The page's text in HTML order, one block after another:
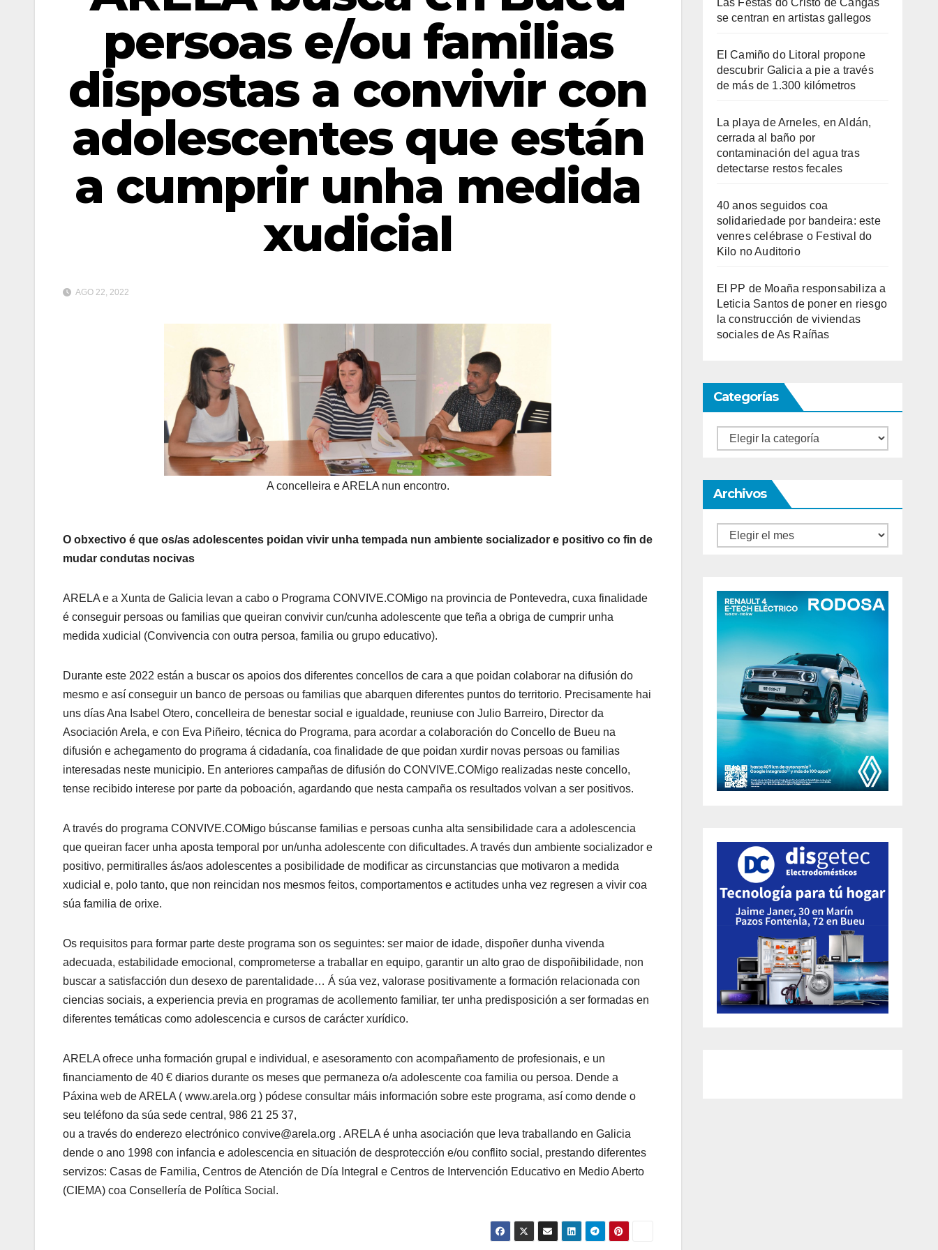
persoas e/ou familias
dispostas a convivir con
adolescentes que están
a cumprir unha medida
xudicial
AGO 22, 2022
A concelleira e ARELA nun encontro.
O obxectivo é que os/as adolescentes poidan vivir unha tempada nun ambiente socializador e positivo co fin de
mudar condutas nocivas
ARELA e a Xunta de Galicia levan a cabo o Programa CONVIVE.COMigo na provincia de Pontevedra, cuxa finalidade
é conseguir persoas ou familias que queiran convivir cun/cunha adolescente que teña a obriga de cumprir unha
medida xudicial (Convivencia con outra persoa, familia ou grupo educativo).
Durante este 2022 están a buscar os apoios dos diferentes concellos de cara a que poidan colaborar na difusión do
mesmo e así conseguir un banco de persoas ou familias que abarquen diferentes puntos do territorio. Precisamente hai
uns días Ana Isabel Otero, concelleira de benestar social e igualdade, reuniuse con Julio Barreiro, Director da
Asociación Arela, e con Eva Piñeiro, técnica do Programa, para acordar a colaboración do Concello de Bueu na
difusión e achegamento do programa á cidadanía, coa finalidade de que poidan xurdir novas persoas ou familias
interesadas neste municipio. En anteriores campañas de difusión do CONVIVE.COMigo realizadas neste concello,
tense recibido interese por parte da poboación, agardando que nesta campaña os resultados volvan a ser positivos.
A través do programa CONVIVE.COMigo búscanse familias e persoas cunha alta sensibilidade cara a adolescencia
que queiran facer unha aposta temporal por un/unha adolescente con dificultades. A través dun ambiente socializador e
positivo, permitiralles ás/aos adolescentes a posibilidade de modificar as circunstancias que motivaron a medida
xudicial e, polo tanto, que non reincidan nos mesmos feitos, comportamentos e actitudes unha vez regresen a vivir coa
súa familia de orixe.
Os requisitos para formar parte deste programa son os seguintes: ser maior de idade, dispoñer dunha vivenda
adecuada, estabilidade emocional, comprometerse a traballar en equipo, garantir un alto grao de dispoñibilidade, non
buscar a satisfacción dun desexo de parentalidade… Á súa vez, valorase positivamente a formación relacionada con
ciencias sociais, a experiencia previa en programas de acollemento familiar, ter unha predisposición a ser formadas en
diferentes temáticas como adolescencia e cursos de carácter xurídico.
ARELA ofrece unha formación grupal e individual, e asesoramento con acompañamento de profesionais, e un
financiamento de 40 € diarios durante os meses que permaneza o/a adolescente coa familia ou persoa. Dende a
Páxina web de ARELA ( www.arela.org ) pódese consultar máis información sobre este programa, así como dende o
seu teléfono da súa sede central, 986 21 25 37,
ou a través do enderezo electrónico convive@arela.org . ARELA é unha asociación que leva traballando en Galicia
dende o ano 1998 con infancia e adolescencia en situación de desprotección e/ou conflito social, prestando diferentes
servizos: Casas de Familia, Centros de Atención de Día Integral e Centros de Intervención Educativo en Medio Aberto
(CIEMA) coa Consellería de Política Social.
se centran en artistas gallegos
El Camiño do Litoral propone
descubrir Galicia a pie a través
de más de 1.300 kilómetros
La playa de Arneles, en Aldán,
cerrada al baño por
contaminación del agua tras
detectarse restos fecales
40 anos seguidos coa
solidariedade por bandeira: este
venres celébrase o Festival do
Kilo no Auditorio
El PP de Moaña responsabiliza a
Leticia Santos de poner en riesgo
la construcción de viviendas
sociales de As Raíñas
Categorías
Categorías
Archivos
Archivos